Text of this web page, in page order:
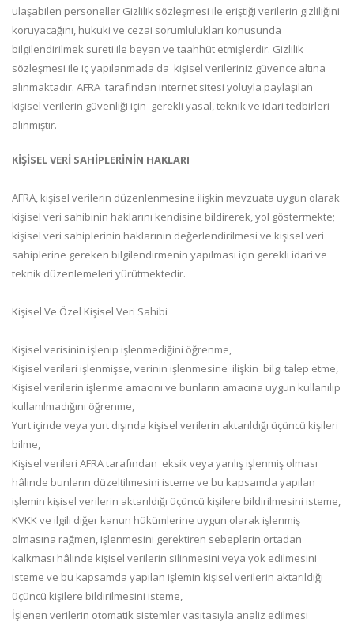
ulaşabilen personeller Gizlilik sözleşmesi ile eriştiği verilerin gizliliğini
koruyacağını, hukuki ve cezai sorumlulukları konusunda
bilgilendirilmek sureti ile beyan ve taahhüt etmişlerdir. Gizlilik
sözleşmesi ile iç yapılanmada da kişisel verileriniz güvence altına
alınmaktadır. AFRA tarafından internet sitesi yoluyla paylaşılan
kişisel verilerin güvenliği için gerekli yasal, teknik ve idari tedbirleri
alınmıştır.
KİŞİSEL VERİ SAHİPLERİNİN HAKLARI
AFRA, kişisel verilerin düzenlenmesine ilişkin mevzuata uygun olarak
kişisel veri sahibinin haklarını kendisine bildirerek, yol göstermekte;
kişisel veri sahiplerinin haklarının değerlendirilmesi ve kişisel veri
sahiplerine gereken bilgilendirmenin yapılması için gerekli idari ve
teknik düzenlemeleri yürütmektedir.
Kişisel Ve Özel Kişisel Veri Sahibi
Kişisel verisinin işlenip işlenmediğini öğrenme,
Kişisel verileri işlenmişse, verinin işlenmesine ilişkin bilgi talep etme,
Kişisel verilerin işlenme amacını ve bunların amacına uygun kullanılıp
kullanılmadığını öğrenme,
Yurt içinde veya yurt dışında kişisel verilerin aktarıldığı üçüncü kişileri
bilme,
Kişisel verileri AFRA tarafından eksik veya yanlış işlenmiş olması
hâlinde bunların düzeltilmesini isteme ve bu kapsamda yapılan
işlemin kişisel verilerin aktarıldığı üçüncü kişilere bildirilmesini isteme,
KVKK ve ilgili diğer kanun hükümlerine uygun olarak işlenmiş
olmasına rağmen, işlenmesini gerektiren sebeplerin ortadan
kalkması hâlinde kişisel verilerin silinmesini veya yok edilmesini
isteme ve bu kapsamda yapılan işlemin kişisel verilerin aktarıldığı
üçüncü kişilere bildirilmesini isteme,
İşlenen verilerin otomatik sistemler vasıtasıyla analiz edilmesi